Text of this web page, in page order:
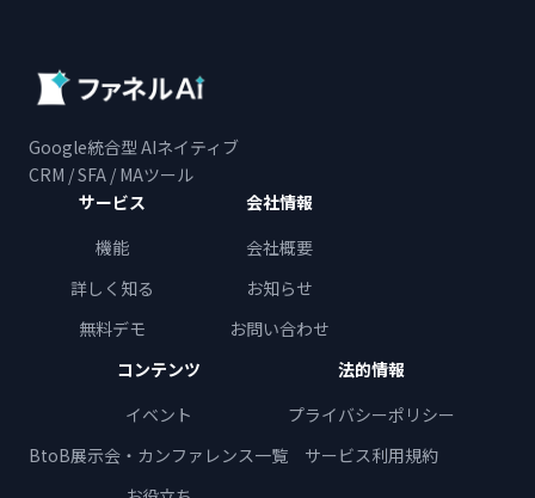
Google統合型 AIネイティブ
CRM / SFA / MAツール
サービス
機能
詳しく知る
無料デモ
会社情報
会社概要
お知らせ
お問い合わせ
コンテンツ
イベント
BtoB展示会・カンファレンス一覧
法的情報
プライバシーポリシー
サービス利用規約